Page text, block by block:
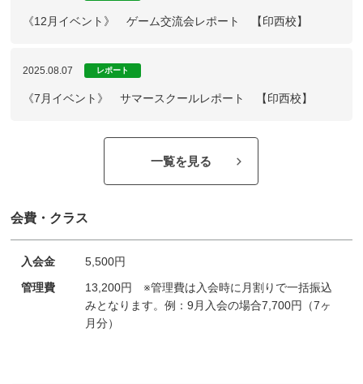
《12月イベント》 ゲーム交流会レポート 【印西校】
2025.08.07 レポート
《7月イベント》 サマースクールレポート 【印西校】
一覧を見る
会費・クラス
入会金
5,500円
管理費
13,200円 ※管理費は入会時に月割りで一括振込
みとなります。例：9月入会の場合7,700円（7ヶ
月分）